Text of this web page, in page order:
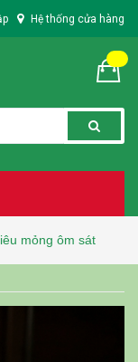
Hệ thống cửa hàng
mỏng ôm sát